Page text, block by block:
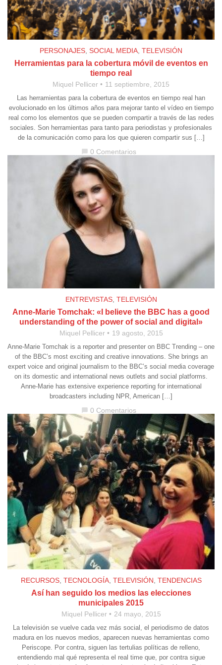
PERSONAJES SOCIAL MEDIA TELEVISIÓN
Herramientas para la cobertura móvil de eventos en
tiempo real
Miquel Pellicer 11 septiembre, 2015
Las herramientas para la cobertura de eventos en tiempo real han
evolucionado en los últimos años para mejorar tanto el vídeo en tiempo
real como los elementos que se pueden compartir a través de las redes
sociales. Son herramientas para tanto para periodistas y profesionales
de la comunicación como para los que quieren compartir sus […]
chat_bubble 0 Comentarios
ENTREVISTAS, TELEVISIÓN
Anne-Marie Tomchak: «I believe the BBC has a good
understanding of the power of social and digital»
Miquel Pellicer 19 agosto, 2015
Anne-Marie Tomchak is a reporter and presenter on BBC Trending – one
of the BBC’s most exciting and creative innovations. She brings an
expert voice and original journalism to the BBC’s social media coverage
on its domestic and international news outlets and social platforms.
Anne-Marie has extensive experience reporting for international
broadcasters including NPR, American […]
chat_bubble 0 Comentarios
RECURSOS, TECNOLOGÍA, TELEVISIÓN TENDENCIAS
Así han seguido los medios las elecciones
municipales 2015
Miquel Pellicer 24 mayo, 2015
La televisión se vuelve cada vez más social, el periodismo de datos
madura en los nuevos medios, aparecen nuevas herramientas como
Periscope. Por contra, siguen las tertulias políticas de relleno,
entendiendo mal qué representa el real time que, por contra sigue